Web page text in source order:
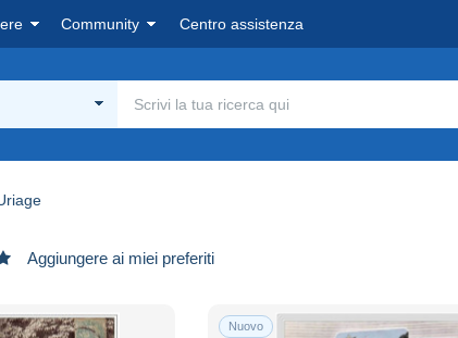
Community Centro assistenza
Aggiungere ai miei preferiti
Nuovo